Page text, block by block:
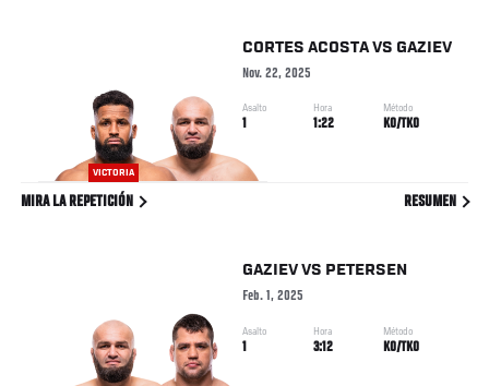
VICTORIA
CORTES ACOSTAVS GAZIEV
Nov. 22, 2025
Asalto
1
Hora
1:22
Método
KO/TKO
MIRA LA REPETICIÓN RESUMEN
GAZIEV VS PETERSEN
Feb. 1, 2025
Asalto
1
Hora
3:12
Método
KO/TKO